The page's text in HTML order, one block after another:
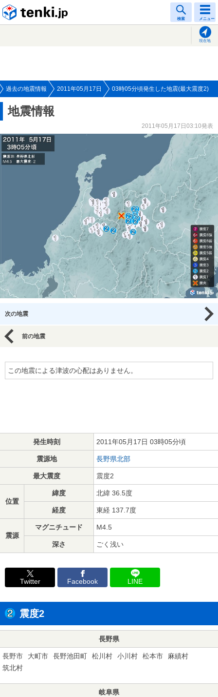
検索 メニュー
現在地
過去の地震情報 2011年05月17日 03時05分頃発生した地震(最大震度2)
地震情報
2011年05月17日03:10発表
次の地震
前の地震
この地震による津波の心配はありません。
発生時刻 2011年05月17日 03時05分頃
震源地 長野県北部
最大震度 震度2
位置
緯度 北緯 36.5度
経度 東経 137.7度
震源
マグニチュード M4.5
深さ ごく浅い
Twitter Facebook LINE
震度2
長野県
長野市 大町市 長野池田町 松川村 小川村 松本市
麻績村
筑北村
岐阜県